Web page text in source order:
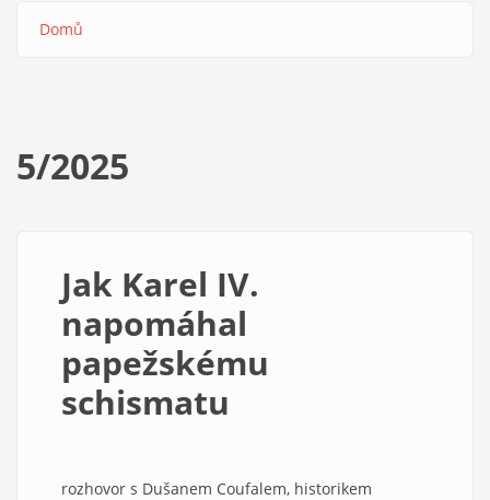
Domů
5/2025
Jak Karel IV.
napomáhal
papežskému
schismatu
rozhovor s Dušanem Coufalem, historikem